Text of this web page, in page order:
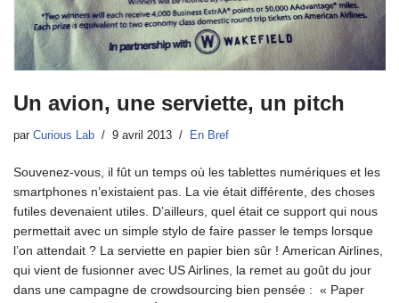
Un avion, une serviette, un pitch
par Curious Lab 9 avril 2013 En Bref
Souvenez-vous, il fût un temps où les tablettes numériques et les
smartphones n’existaient pas. La vie était différente, des choses
futiles devenaient utiles. D’ailleurs, quel était ce support qui nous
permettait avec un simple stylo de faire passer le temps lorsque
l’on attendait ? La serviette en papier bien sûr ! American Airlines,
qui vient de fusionner avec US Airlines, la remet au goût du jour
dans une campagne de crowdsourcing bien pensée : « Paper